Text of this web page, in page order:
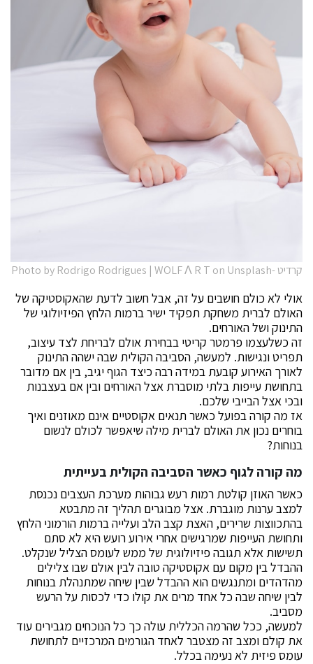
קרדיט -Photo by Rodrigo Rodrigues | WOLF Λ R T on Unsplash
אולי לא כולם חושבים על זה, אבל חשוב לדעת שהאקוסטיקה של
האולם לברית משחקת תפקיד ישיר ברמות הלחץ הפיזיולוגי של
התינוק ושל האורחים.
זה כשלעצמו פרמטר קריטי בבחירת אולם לבריחת לצד עיצוב,
תפריט ונגישות. למעשה, הסביבה הקולית שבה ישהה התינוק
לאורך האירוע קובעת במידה רבה כיצד הגוף יגיב, בין אם מדובר
בתחושת עייפות בלתי מוסברת אצל האורחים ובין אם בעצבנות
ובכי אצל הבייבי שלכם.
אז מה קורה בפועל כאשר תנאים אקוסטיים אינם מאוזנים ואיך
בוחרים נכון את האולם לברית מילה שיאפשר לכולם לנשום
בנוחות?
מה קורה לגוף כאשר הסביבה הקולית בעייתית
כאשר האוזן קולטת רמות רעש גבוהות מערכת העצבים נכנסת
למצב ערנות מוגברת. אצל מבוגרים תהליך זה מתבטא
בהתכווצות שרירים, האצת קצב הלב ועלייה ברמות הורמוני הלחץ
ותחושת העייפות שמרגישים אחרי אירוע רועש היא לא סתם
תשישות אלא תגובה פיזיולוגית של ממש לעומס הצליל שנקלט.
ההבדל בין מקום עם אקוסטיקה טובה לבין אולם שבו צלילים
מהדהדים ומתנגשים הוא ההבדל שבין שיחה שמתנהלת בנוחות
לבין שיחה שבה כל אחד מרים את קולו כדי לכסות על הרעש
מסביב.
למעשה, ככל שהרמה הכללית עולה כך כל הנוכחים מגבירים עוד
את קולם ומצב זה מצטבר לאחד הגורמים המרכזיים לתחושת
עומס פיזית לא נעימה בכלל.